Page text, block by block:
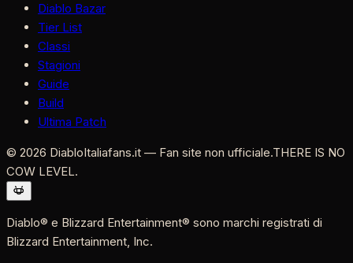
Diablo Bazar
Tier List
Classi
Stagioni
Guide
Build
Ultima Patch
© 2026 DiabloItaliafans.it — Fan site non ufficiale.THERE IS NO
COW LEVEL.
Diablo® e Blizzard Entertainment® sono marchi registrati di
Blizzard Entertainment, Inc.